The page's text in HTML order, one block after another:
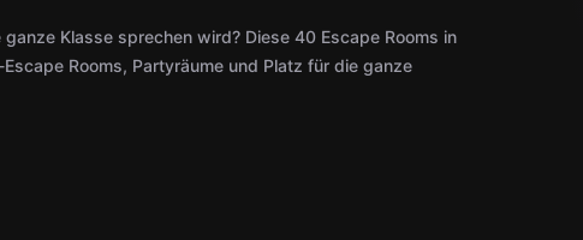
Klasse sprechen wird? Diese 40 Escape Rooms in
Rooms, Partyräume und Platz für die ganze